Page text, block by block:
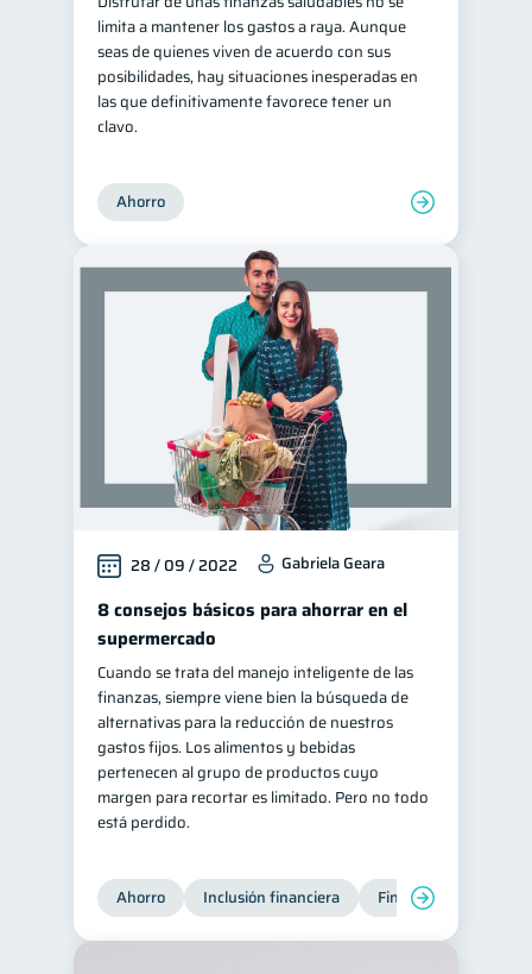
limita a mantener los gastos a raya. Aunque
seas de quienes viven de acuerdo con sus
posibilidades, hay situaciones inesperadas en
las que definitivamente favorece tener un
clavo.
Ahorro
28 / 09 / 2022 Gabriela Geara
8 consejos básicos para ahorrar en el
supermercado
Cuando se trata del manejo inteligente de las
finanzas, siempre viene bien la búsqueda de
alternativas para la reducción de nuestros
gastos fijos. Los alimentos y bebidas
pertenecen al grupo de productos cuyo
margen para recortar es limitado. Pero no todo
está perdido.
Ahorro Inclusión financiera Finanzas para jóvenes